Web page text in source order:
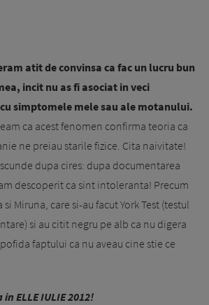
atit de convinsa ca fac un lucru bun
incit nu as fi asociat in veci
simptomele mele sau ale motanului.
ca acest fenomen confirma teoria ca
ne preiau starile fizice. Cita naivitate!
dupa cires: dupa documentarea
descoperit ca sint intoleranta! Precum
Miruna, care si-au facut York Test (testul
si au citit negru pe alb ca nu digera
faptului ca nu aveau cine stie ce
ELLE IULIE 2012!